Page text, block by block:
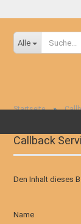
Alle
Startseite »
Callback
Den Inhalt dieses
SERVICE
Name